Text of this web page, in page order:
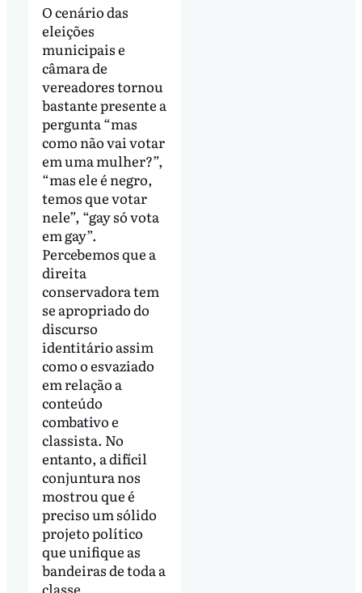
O cenário das
eleições
municipais e
câmara de
vereadores tornou
bastante presente a
pergunta “mas
como não vai votar
em uma mulher?”,
“mas ele é negro,
temos que votar
nele”, “gay só vota
em gay”.
Percebemos que a
direita
conservadora tem
se apropriado do
discurso
identitário assim
como o esvaziado
em relação a
conteúdo
combativo e
classista. No
entanto, a difícil
conjuntura nos
mostrou que é
preciso um sólido
projeto político
que unifique as
bandeiras de toda a
classe